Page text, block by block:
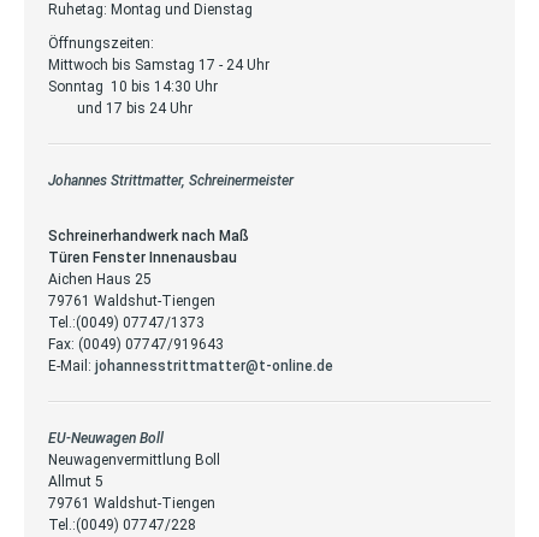
Ruhetag: Montag und Dienstag
Öffnungszeiten:
Mittwoch bis Samstag 17 - 24 Uhr
Sonntag 10 bis 14:30 Uhr
und 17 bis 24 Uhr
Johannes Strittmatter, Schreinermeister
Schreinerhandwerk nach Maß
Türen Fenster Innenausbau
Aichen Haus 25
79761 Waldshut-Tiengen
Tel.:(0049) 07747/1373
Fax: (0049) 07747/919643
E-Mail: johannesstrittmatter@t-online.de
EU-Neuwagen Boll
Neuwagenvermittlung Boll
Allmut 5
79761 Waldshut-Tiengen
Tel.:(0049) 07747/228